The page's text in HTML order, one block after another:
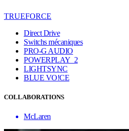
TRUEFORCE
Direct Drive
Switchs mécaniques
PRO-G AUDIO
POWERPLAY 2
LIGHTSYNC
BLUE VO!CE
COLLABORATIONS
McLaren